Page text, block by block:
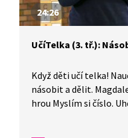
24:26
UčíTelka (3. tř.):
Když děti učí telka!
násobit a dělit.
hrou Myslím si číslo.